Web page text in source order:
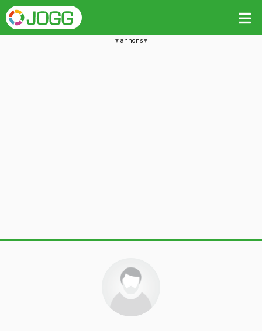
annons